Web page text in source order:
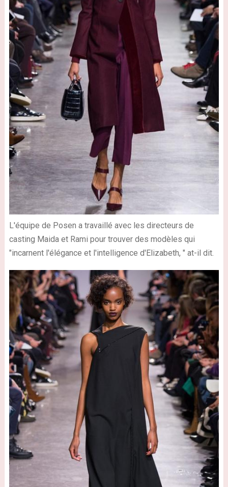
L'équipe de Posen a travaillé avec les directeurs de
casting Maida et Rami pour trouver des modèles qui
"incarnent l'élégance et l'intelligence d'Elizabeth, " at-il dit.